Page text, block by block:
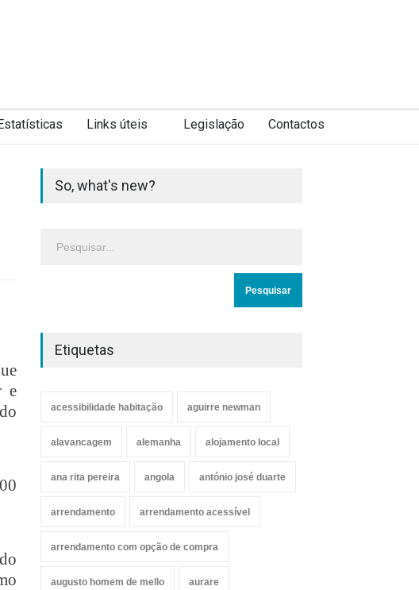
Links úteis Legislação Contactos
e
So, what's new?
Etiquetas
acessibilidade habitação aguirre newman
alavancagem alemanha alojamento local
ana rita pereira angola antónio josé duarte
arrendamento arrendamento acessível
arrendamento com opção de compra
augusto homem de mello aurare